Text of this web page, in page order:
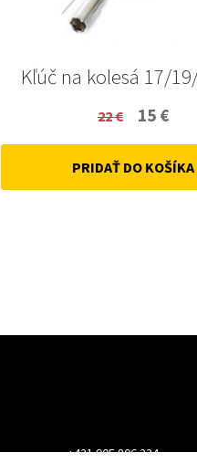
Kľúč na kolesá 17/
22€
Original
price
was:
15 €
is:
PRIDAŤ DO KOŠÍKA
+421 905 806 234